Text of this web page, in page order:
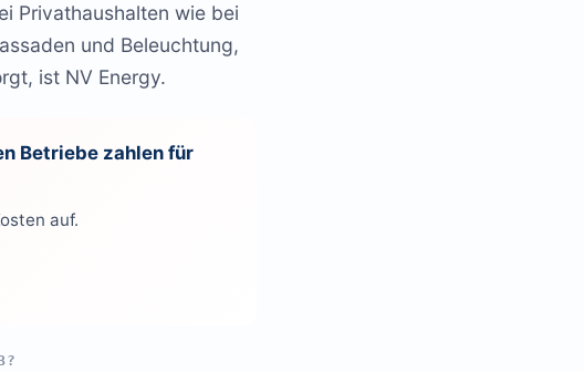
Privathaushalten wie bei
und Beleuchtung,
ist NV Energy.
Betriebe zahlen für
auf.